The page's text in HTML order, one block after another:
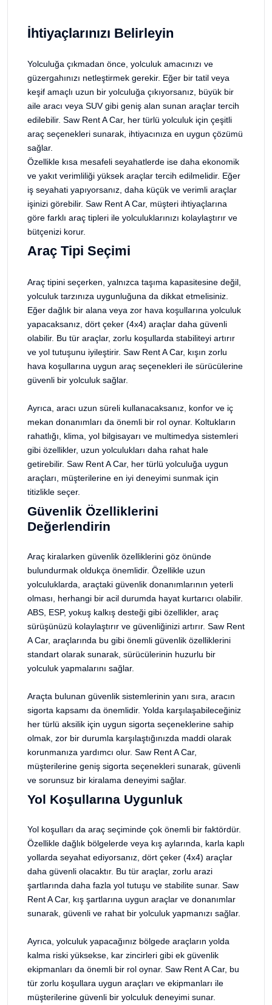
İhtiyaçlarınızı Belirleyin
Yolculuğa çıkmadan önce, yolculuk amacınızı ve
güzergahınızı netleştirmek gerekir. Eğer bir tatil veya
keşif amaçlı uzun bir yolculuğa çıkıyorsanız, büyük bir
aile aracı veya SUV gibi geniş alan sunan araçlar tercih
edilebilir. Saw Rent A Car, her türlü yolculuk için çeşitli
araç seçenekleri sunarak, ihtiyacınıza en uygun çözümü
sağlar.
Özellikle kısa mesafeli seyahatlerde ise daha ekonomik
ve yakıt verimliliği yüksek araçlar tercih edilmelidir. Eğer
iş seyahati yapıyorsanız, daha küçük ve verimli araçlar
işinizi görebilir. Saw Rent A Car, müşteri ihtiyaçlarına
göre farklı araç tipleri ile yolculuklarınızı kolaylaştırır ve
bütçenizi korur.
Araç Tipi Seçimi
Araç tipini seçerken, yalnızca taşıma kapasitesine değil,
yolculuk tarzınıza uygunluğuna da dikkat etmelisiniz.
Eğer dağlık bir alana veya zor hava koşullarına yolculuk
yapacaksanız, dört çeker (4x4) araçlar daha güvenli
olabilir. Bu tür araçlar, zorlu koşullarda stabiliteyi artırır
ve yol tutuşunu iyileştirir. Saw Rent A Car, kışın zorlu
hava koşullarına uygun araç seçenekleri ile sürücülerine
güvenli bir yolculuk sağlar.
Ayrıca, aracı uzun süreli kullanacaksanız, konfor ve iç
mekan donanımları da önemli bir rol oynar. Koltukların
rahatlığı, klima, yol bilgisayarı ve multimedya sistemleri
gibi özellikler, uzun yolculukları daha rahat hale
getirebilir. Saw Rent A Car, her türlü yolculuğa uygun
araçları, müşterilerine en iyi deneyimi sunmak için
titizlikle seçer.
Güvenlik Özelliklerini
Değerlendirin
Araç kiralarken güvenlik özelliklerini göz önünde
bulundurmak oldukça önemlidir. Özellikle uzun
yolculuklarda, araçtaki güvenlik donanımlarının yeterli
olması, herhangi bir acil durumda hayat kurtarıcı olabilir.
ABS, ESP, yokuş kalkış desteği gibi özellikler, araç
sürüşünüzü kolaylaştırır ve güvenliğinizi artırır. Saw Rent
A Car, araçlarında bu gibi önemli güvenlik özelliklerini
standart olarak sunarak, sürücülerinin huzurlu bir
yolculuk yapmalarını sağlar.
Araçta bulunan güvenlik sistemlerinin yanı sıra, aracın
sigorta kapsamı da önemlidir. Yolda karşılaşabileceğiniz
her türlü aksilik için uygun sigorta seçeneklerine sahip
olmak, zor bir durumla karşılaştığınızda maddi olarak
korunmanıza yardımcı olur. Saw Rent A Car,
müşterilerine geniş sigorta seçenekleri sunarak, güvenli
ve sorunsuz bir kiralama deneyimi sağlar.
Yol Koşullarına Uygunluk
Yol koşulları da araç seçiminde çok önemli bir faktördür.
Özellikle dağlık bölgelerde veya kış aylarında, karla kaplı
yollarda seyahat ediyorsanız, dört çeker (4x4) araçlar
daha güvenli olacaktır. Bu tür araçlar, zorlu arazi
şartlarında daha fazla yol tutuşu ve stabilite sunar. Saw
Rent A Car, kış şartlarına uygun araçlar ve donanımlar
sunarak, güvenli ve rahat bir yolculuk yapmanızı sağlar.
Ayrıca, yolculuk yapacağınız bölgede araçların yolda
kalma riski yüksekse, kar zincirleri gibi ek güvenlik
ekipmanları da önemli bir rol oynar. Saw Rent A Car, bu
tür zorlu koşullara uygun araçları ve ekipmanları ile
müşterilerine güvenli bir yolculuk deneyimi sunar.